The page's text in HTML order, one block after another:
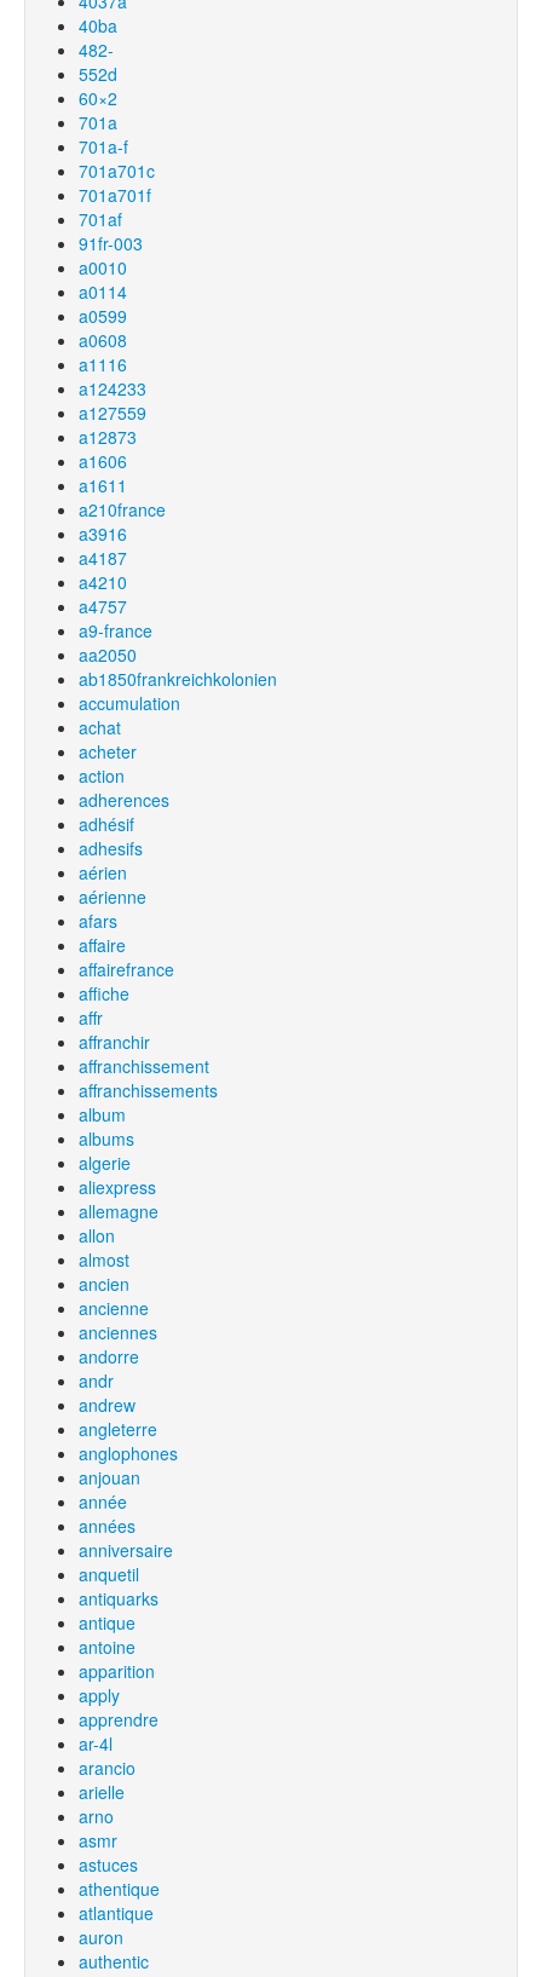
40ba
482-
552d
60×2
701a
701a-f
701a701c
701a701f
701af
91fr-003
a0010
a0114
a0599
a0608
a1116
a124233
a127559
a12873
a1606
a1611
a210france
a3916
a4187
a4210
a4757
a9-france
aa2050
ab1850frankreichkolonien
accumulation
achat
acheter
action
adherences
adhésif
adhesifs
aérien
aérienne
afars
affaire
affairefrance
affiche
affr
affranchir
affranchissement
affranchissements
album
albums
algerie
aliexpress
allemagne
allon
almost
ancien
ancienne
anciennes
andorre
andr
andrew
angleterre
anglophones
anjouan
année
années
anniversaire
anquetil
antiquarks
antique
antoine
apparition
apply
apprendre
ar-4l
arancio
arielle
arno
asmr
astuces
athentique
atlantique
auron
authentic